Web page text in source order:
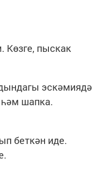
Көзге, пыскак
эскәмиядә
һәм шапка.
беткән иде.